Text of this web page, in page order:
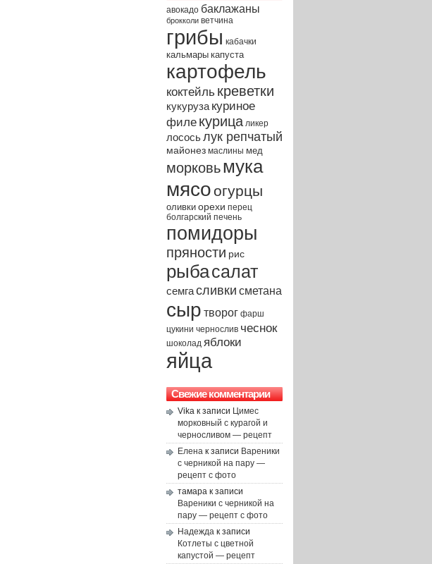
авокадо баклажаны
брокколи ветчина
грибы кабачки
кальмары капуста
картофель
коктейль креветки
кукуруза куриное
филе курица ликер
лососьлук репчатый
майонез маслины мед
морковьмука
мясо огурцы
оливки орехи перец
болгарский печень
помидоры
пряности рис
рыбасалат
семгасливки сметана
сыр творог фарш
цукини чернослив чеснок
шоколад яблоки
яйца
Свежие комментарии
Vika к записи Цимес
морковный с курагой и
черносливом — рецепт
Елена к записи Вареники
с черникой на пару —
рецепт с фото
тамара к записи
Вареники с черникой на
пару — рецепт с фото
Надежда к записи
Котлеты с цветной
капустой — рецепт